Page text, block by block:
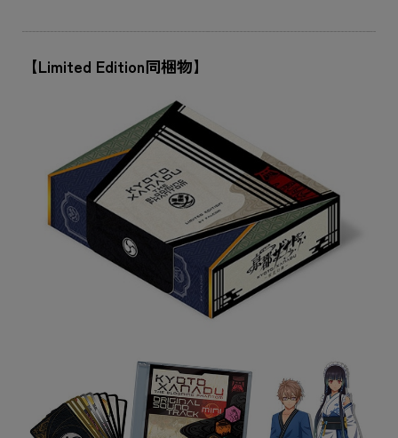
【Limited Edition同梱物】